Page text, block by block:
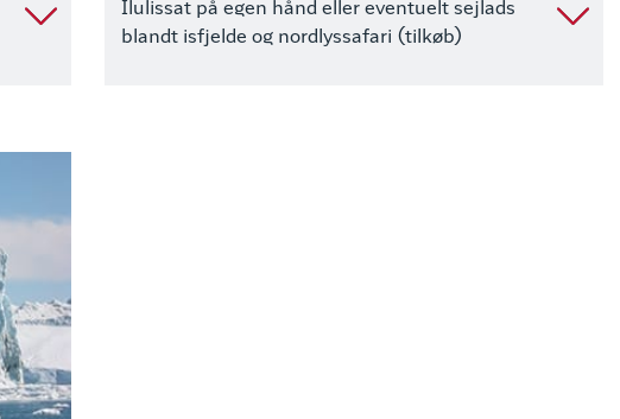
Ilulissat på egen hånd eller eventuelt sejlads
blandt isfjelde og nordlyssafari (tilkøb)